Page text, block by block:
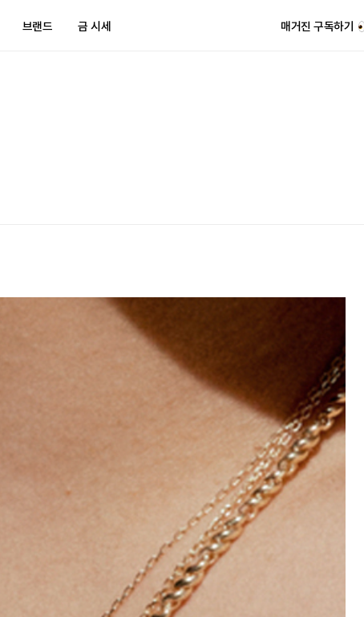
브랜드 금 시세 매거진 구독하기